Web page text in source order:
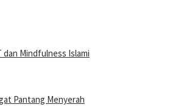
dan Mindfulness Islami
Pantang Menyerah